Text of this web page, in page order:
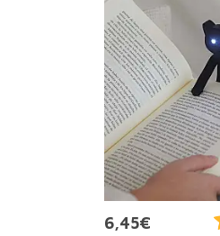
6,45€